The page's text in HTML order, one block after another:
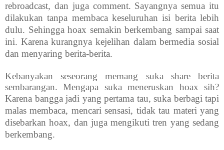
rebroadcast, dan juga comment. Sayangnya semua itu
dilakukan tanpa membaca keseluruhan isi berita lebih
dulu. Sehingga hoax semakin berkembang sampai saat
ini. Karena kurangnya kejelihan dalam bermedia sosial
dan menyaring berita-berita.
Kebanyakan seseorang memang suka share berita
sembarangan. Mengapa suka meneruskan hoax sih?
Karena bangga jadi yang pertama tau, suka berbagi tapi
malas membaca, mencari sensasi, tidak tau materi yang
disebarkan hoax, dan juga mengikuti tren yang sedang
berkembang.